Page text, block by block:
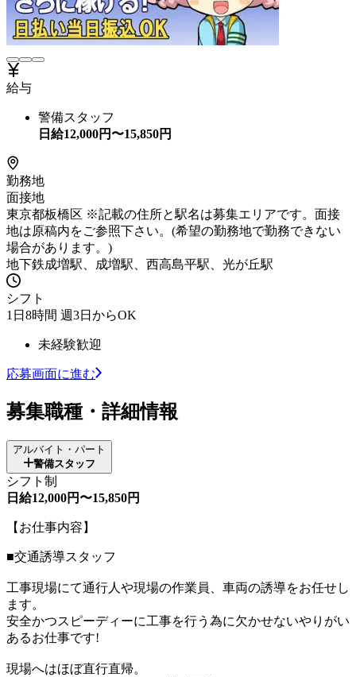
給与
警備スタッフ
日給12,000円〜15,850円
勤務地
面接地
東京都板橋区 ※記載の住所と駅名は募集エリアです。面接
地は原稿内をご参照下さい。(希望の勤務地で勤務できない
場合があります。)
地下鉄成増駅、成増駅、西高島平駅、光が丘駅
シフト
1日8時間 週3日からOK
未経験歓迎
応募画面に進む
募集職種・詳細情報
アルバイト・パート
警備スタッフ
シフト制
日給12,000円〜15,850円
【お仕事内容】
■交通誘導スタッフ
工事現場にて通行人や現場の作業員、車両の誘導をお任せし
ます。
安全かつスピーディーに工事を行う為に欠かせないやりがい
あるお仕事です!
現場へはほぼ直行直帰。